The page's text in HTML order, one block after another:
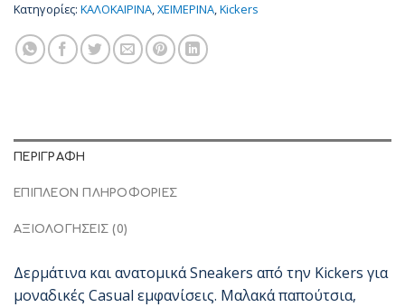
Κατηγορίες: ΚΑΛΟΚΑΙΡΙΝΑ,ΧΕΙΜΕΡΙΝΑ,Kickers
ΠΕΡΙΓΡΑΦΉ
ΕΠΙΠΛΈΟΝ ΠΛΗΡΟΦΟΡΊΕΣ
ΑΞΙΟΛΟΓΉΣΕΙΣ (0)
Δερμάτινα και ανατομικά Sneakers από την Kickers για
μοναδικές Casual εμφανίσεις. Μαλακά παπούτσια,